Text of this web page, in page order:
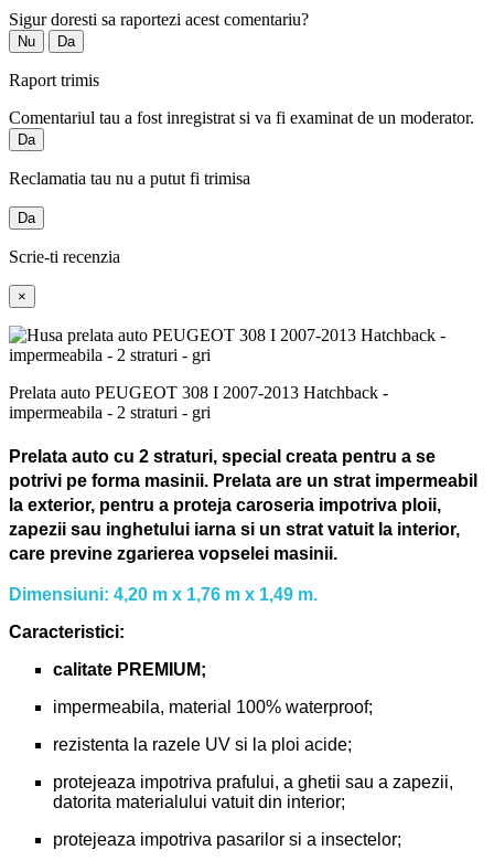
Sigur doresti sa raportezi acest comentariu?
Nu Da
Raport trimis
Comentariul tau a fost inregistrat si va fi examinat de un moderator.
Da
Reclamatia tau nu a putut fi trimisa
Da
Scrie-ti recenzia
×
Prelata auto PEUGEOT 308 I 2007-2013 Hatchback -
impermeabila - 2 straturi - gri
Prelata auto cu 2 straturi, special creata pentru a se
potrivi pe forma masinii. Prelata are un strat impermeabil
la exterior, pentru a proteja caroseria impotriva ploii,
zapezii sau inghetului iarna si un strat vatuit la interior,
care previne zgarierea vopselei masinii.
Dimensiuni: 4,20 m x 1,76 m x 1,49 m.
Caracteristici:
calitate PREMIUM;
impermeabila, material 100% waterproof;
rezistenta la razele UV si la ploi acide;
protejeaza impotriva prafului, a ghetii sau a zapezii,
datorita materialului vatuit din interior;
protejeaza impotriva pasarilor si a insectelor;